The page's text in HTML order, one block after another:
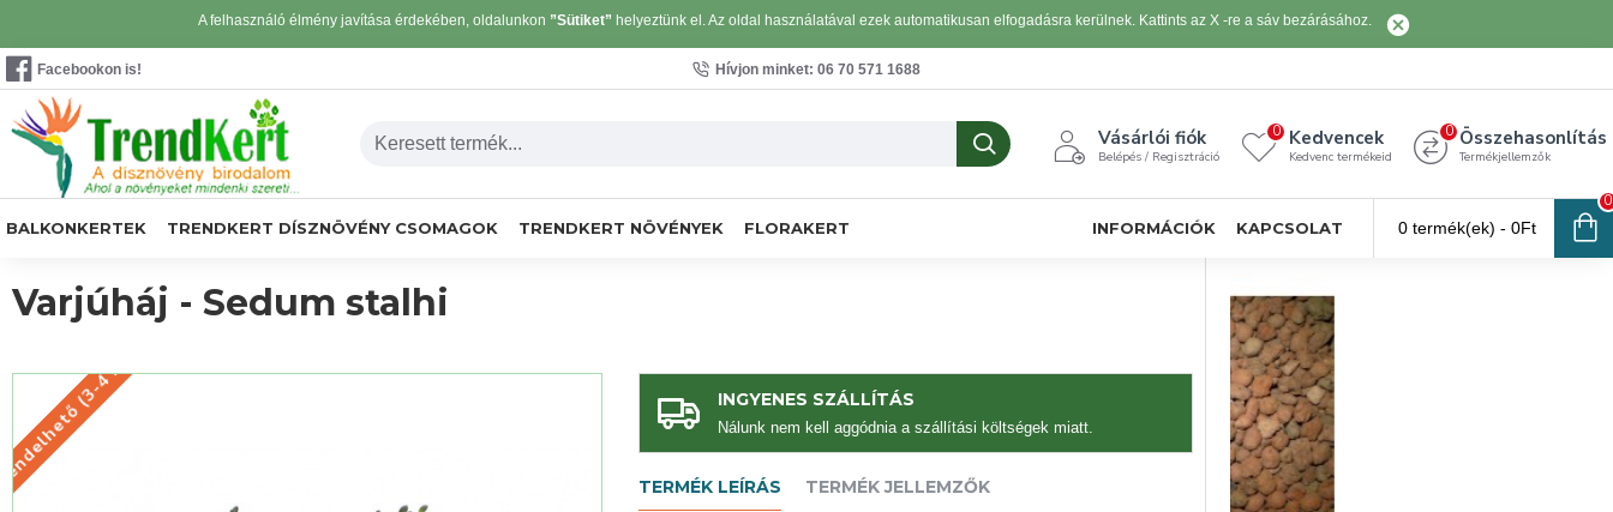
A felhasználó élmény javítása érdekében, oldalunkon ”Sütiket” helyeztünk el. Az oldal használatával ezek automatikusan elfogadásra kerülnek. Kattints az X -re a sáv bezárásához.
Facebookon is! Hívjon minket: 06 70 571 1688
Vásárlói fiók
Belépés / Regisztráció
Kedvencek
Kedvenc termékeid
0 Összehasonlítás
Termékjellemzők
0
BALKONKERTEK TRENDKERT DÍSZNÖVÉNY CSOMAGOK TRENDKERT NÖVÉNYEK FLORAKERT INFORMÁCIÓK KAPCSOLAT 0 termék(ek) - 0Ft
0
Varjúháj - Sedum stalhi
(3-4 NAP)
(3-4 nap) INGYENES SZÁLLÍTÁS
Nálunk nem kell aggódnia a szállítási költségek miatt.
TERMÉK LEÍRÁS TERMÉK JELLEMZŐK